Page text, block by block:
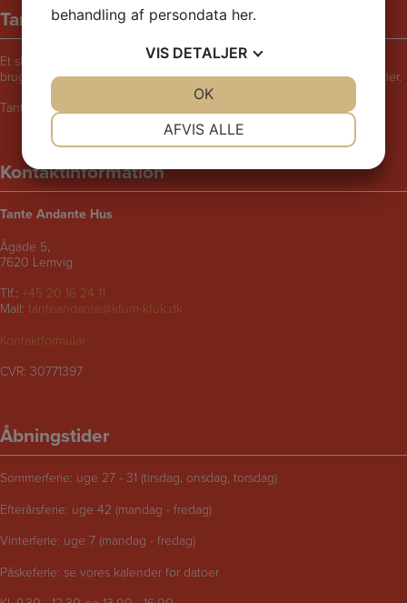
Tante Andantes hus
Et skægt og rart sted for børn i følge med voksne. Bliv udfordret til at
bruge fantasien, lege, synge, danse, male, opfinde eller fortælle historier.
Tante Andantes Hus i Lemvig drives af KFUM og KFUK i Lemvig.
Kontaktinformation
Tante Andante Hus
Ågade 5,
7620 Lemvig
Tlf.: +45 20 16 24 11
Mail: tanteandante@kfum-kfuk.dk
Kontaktformular
CVR: 30771397
Åbningstider
Sommerferie: uge 27 - 31 (tirsdag, onsdag, torsdag)
Efterårsferie: uge 42 (mandag - fredag)
Vinterferie: uge 7 (mandag - fredag)
Påskeferie: se vores kalender for datoer
behandling af persondata her.
VIS DETALJER
AFVIS ALLE
OK